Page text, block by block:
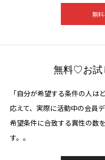
無
無料♡お試
「自分が希望する条件の人は
応えて、実際に活動中の会員
希望条件に合致する異性の数
す。。